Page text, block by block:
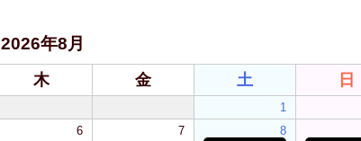
2026年8月
木 金 土 日
1
6 7
8